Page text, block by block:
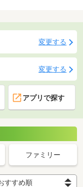
変更する
変更する
アプリで探す
ファミリー